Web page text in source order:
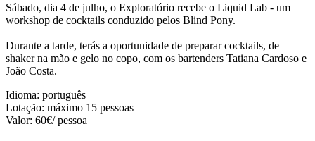
Sábado, dia 4 de julho, o Exploratório recebe o Liquid Lab - um
workshop de cocktails conduzido pelos Blind Pony.
Durante a tarde, terás a oportunidade de preparar cocktails, de
shaker na mão e gelo no copo, com os bartenders Tatiana Cardoso e
João Costa.
Idioma: português
Lotação: máximo 15 pessoas
Valor: 60€/ pessoa